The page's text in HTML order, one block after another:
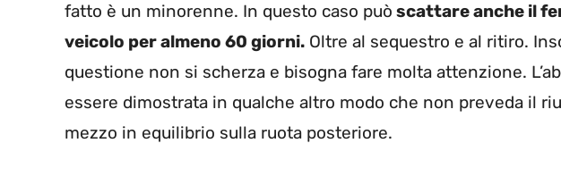
fatto è un minorenne. In questo caso può scattare anche il
veicolo per almeno 60 giorni. Oltre al sequestro e al ritiro.
questione non si scherza e bisogna fare molta attenzione.
essere dimostrata in qualche altro modo che non preveda il
mezzo in equilibrio sulla ruota posteriore.